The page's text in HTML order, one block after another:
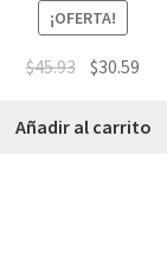
¡OFERTA!
$45.93 $30.59
Añadir al carrito